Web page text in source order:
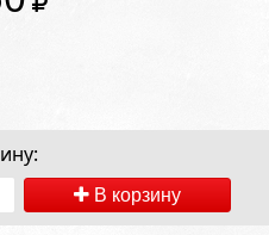
В корзину